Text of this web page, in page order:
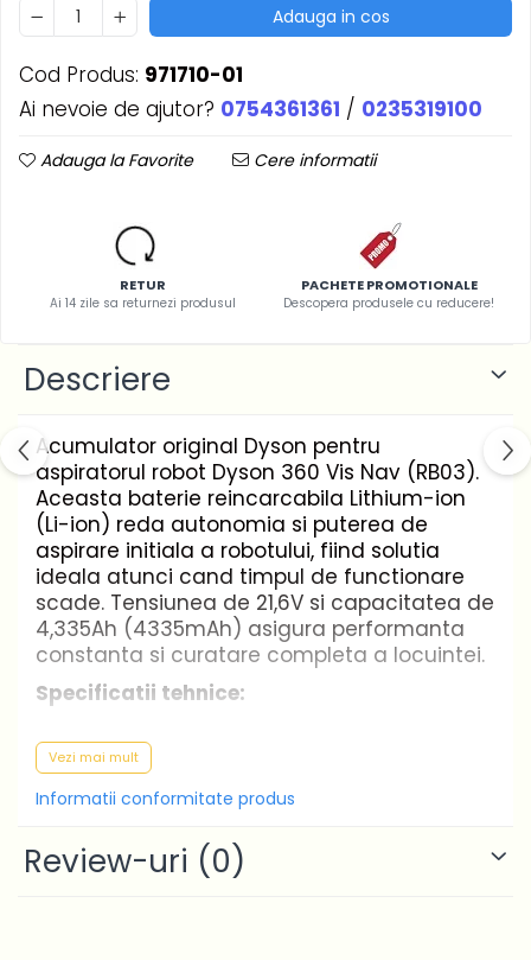
Adauga in cos
Cod Produs: 971710-01
Ai nevoie de ajutor? 0754361361 / 0235319100
Adauga la Favorite Cere informatii
RETUR
Ai 14 zile sa returnezi produsul
PACHETE PROMOTIONALE
Descopera produsele cu reducere!
Descriere
Acumulator original Dyson pentru
aspiratorul robot Dyson 360 Vis Nav (RB03).
Aceasta baterie reincarcabila Lithium-ion
(Li-ion) reda autonomia si puterea de
aspirare initiala a robotului, fiind solutia
ideala atunci cand timpul de functionare
scade. Tensiunea de 21,6V si capacitatea de
4,335Ah (4335mAh) asigura performanta
constanta si curatare completa a locuintei.
Specificatii tehnice:
Tip: acumulator pentru aspirator robot
Dyson
Tensiune: 21,6V
Compozitie chimica: Lithium-ion (Li-ion)
Vezi mai mult
Informatii conformitate produs
Review-uri (0)